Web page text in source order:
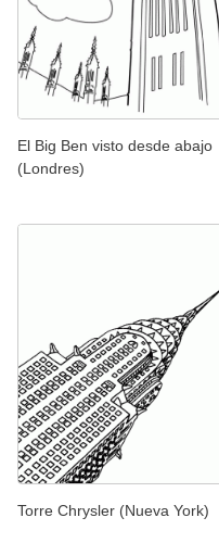
El Big Ben visto desde abajo
(Londres)
Torre Chrysler (Nueva York)